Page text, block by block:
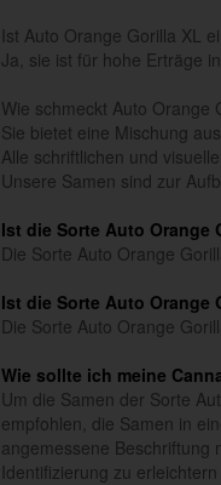
Ist Auto Orange Gorilla XL
Ja, sie ist für hohe Erträge
Wie schmeckt Auto Orange
Sie bietet eine Mischung
Alle schriftlichen und
Unsere Samen sind zur
Ist die Sorte Auto Orange
Die Sorte Auto Orange
Ist die Sorte Auto Orange
Die Sorte Auto Orange
Wie sollte ich meine
Um die Samen der Sorte
empfohlen, die Samen in
angemessene Beschriftung
Identifizierung zu